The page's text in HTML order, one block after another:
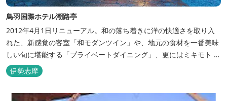
鳥羽国際ホテル潮路亭
2012年4月1日リニューアル。和の落ち着きに洋の快適さを取り入
れた、新感覚の客室「和モダンツイン」や、地元の食材を一番美味
しい旬に堪能する「プライベートダイニング」、更にはミキモト コ
スメティックスとの提携により実現した、日本初の「パールオーロ
ラ風呂」が誕生。
伊勢志摩